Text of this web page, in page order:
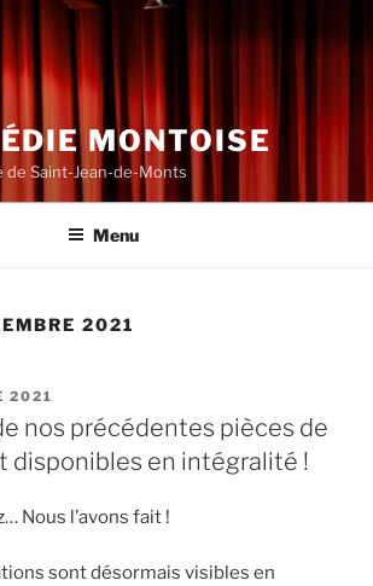
MONTOISE
de Saint-Jean-de-Monts
Menu
2021
2021
nos précédentes pièces de
disponibles en intégralité !
Nous l’avons fait !
sont désormais visibles en